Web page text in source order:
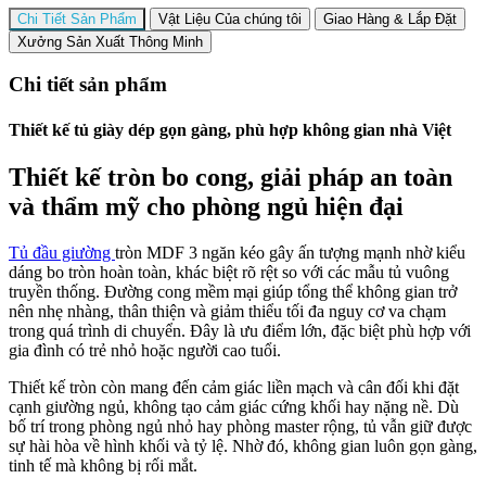
Chi Tiết Sản Phẩm Vật Liệu Của chúng tôi
Giao Hàng & Lắp Đặt
Xưởng Sản Xuất Thông Minh
Chi tiết sản phẩm
Thiết kế tủ giày dép gọn gàng, phù hợp không gian nhà Việt
Thiết kế tròn bo cong, giải pháp an toàn
và thẩm mỹ cho phòng ngủ hiện đại
Tủ đầu giường tròn MDF 3 ngăn kéo gây ấn tượng mạnh nhờ kiểu
dáng bo tròn hoàn toàn, khác biệt rõ rệt so với các mẫu tủ vuông
truyền thống. Đường cong mềm mại giúp tổng thể không gian trở
nên nhẹ nhàng, thân thiện và giảm thiểu tối đa nguy cơ va chạm
trong quá trình di chuyển. Đây là ưu điểm lớn, đặc biệt phù hợp với
gia đình có trẻ nhỏ hoặc người cao tuổi.
Thiết kế tròn còn mang đến cảm giác liền mạch và cân đối khi đặt
cạnh giường ngủ, không tạo cảm giác cứng khối hay nặng nề. Dù
bố trí trong phòng ngủ nhỏ hay phòng master rộng, tủ vẫn giữ được
sự hài hòa về hình khối và tỷ lệ. Nhờ đó, không gian luôn gọn gàng,
tinh tế mà không bị rối mắt.